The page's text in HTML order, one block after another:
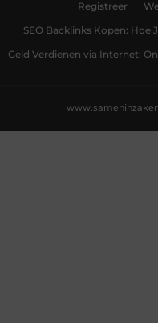
Registreer
SEO Backlinks Kopen: Hoe
Geld Verdienen via Internet: